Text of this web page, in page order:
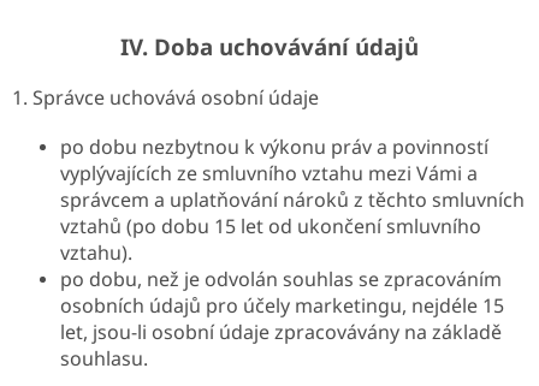
IV. Doba uchovávání údajů
1. Správce uchovává osobní údaje
po dobu nezbytnou k výkonu práv a povinností
vyplývajících ze smluvního vztahu mezi Vámi a
správcem a uplatňování nároků z těchto smluvních
vztahů (po dobu 15 let od ukončení smluvního
vztahu).
po dobu, než je odvolán souhlas se zpracováním
osobních údajů pro účely marketingu, nejdéle 15
let, jsou-li osobní údaje zpracovávány na základě
souhlasu.